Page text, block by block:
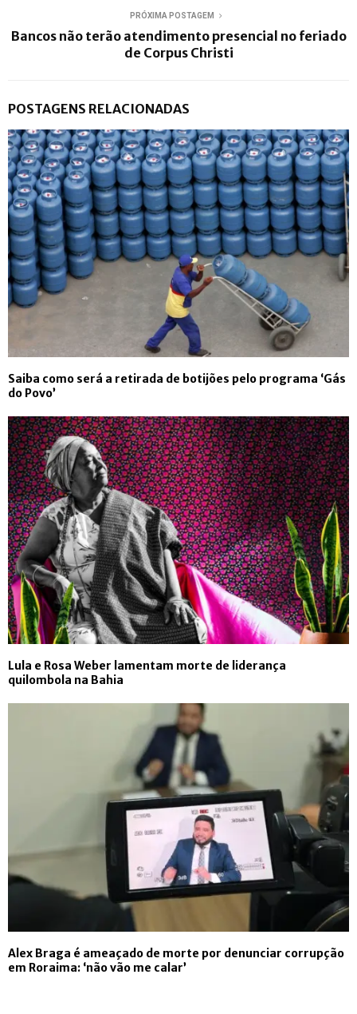
PRÓXIMA POSTAGEM
Bancos não terão atendimento presencial no feriado
de Corpus Christi
POSTAGENS RELACIONADAS
Saiba como será a retirada de botijões pelo programa ‘Gás
do Povo’
Lula e Rosa Weber lamentam morte de liderança
quilombola na Bahia
Alex Braga é ameaçado de morte por denunciar corrupção
em Roraima: ‘não vão me calar’